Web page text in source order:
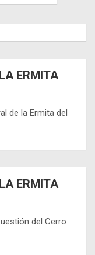
ERMITA
de la Ermita del
ERMITA
del Cerro